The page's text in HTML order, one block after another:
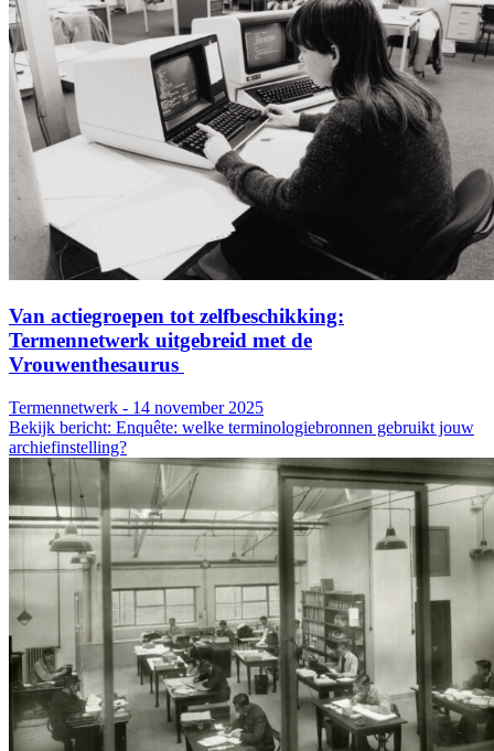
Van actiegroepen tot zelfbeschikking:
Termennetwerk uitgebreid met de
Vrouwenthesaurus
Termennetwerk - 14 november 2025
Bekijk bericht: Enquête: welke terminologiebronnen gebruikt jouw
archiefinstelling?